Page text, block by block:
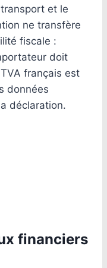
et le
ne transfère
fiscale :
doit
français est
données
déclaration.
financiers